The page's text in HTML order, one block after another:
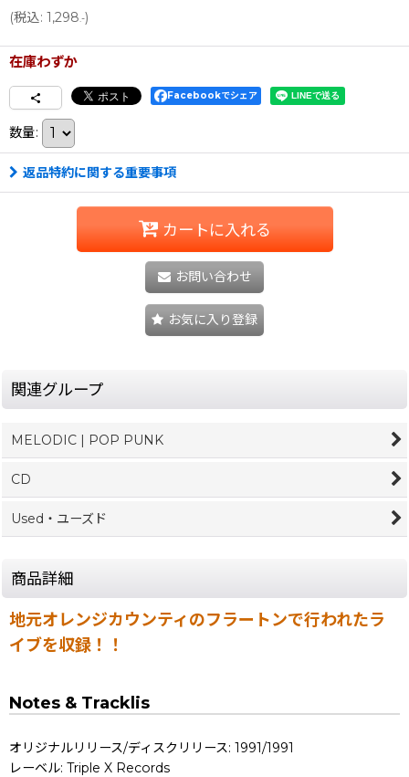
(税込: 1,298.-)
在庫わずか
Facebookでシェア
数量:
返品特約に関する重要事項
カートに入れる
お問い合わせ
お気に入り登録
関連グループ
MELODIC | POP PUNK
CD
Used・ユーズド
商品詳細
地元オレンジカウンティのフラートンで行われたラ
イブを収録！！
Notes & Tracklis
オリジナルリリース/ディスクリリース: 1991/1991
レーベル: Triple X Records